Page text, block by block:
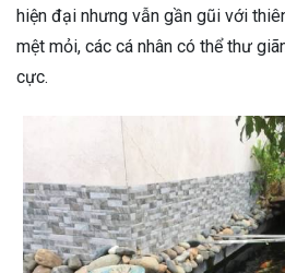
hiện đại nhưng vẫn gần gũi với
mệt mỏi, các cá nhân có thể thư
cực.